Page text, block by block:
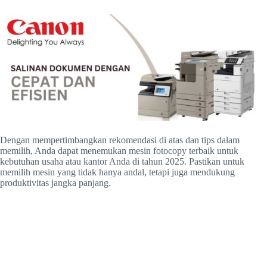
Dengan mempertimbangkan rekomendasi di atas dan tips dalam
memilih, Anda dapat menemukan mesin fotocopy terbaik untuk
kebutuhan usaha atau kantor Anda di tahun 2025. Pastikan untuk
memilih mesin yang tidak hanya andal, tetapi juga mendukung
produktivitas jangka panjang.